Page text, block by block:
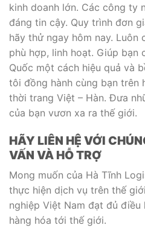
kinh doanh lớn. Các công ty
đáng tin cậy. Quy trình đơn
hãy thử ngay hôm nay. Luôn
phù hợp, linh hoạt. Giúp bạn
Quốc một cách hiệu quả và
tôi đồng hành cùng bạn trên
thời trang Việt – Hàn. Đưa
của bạn vươn xa ra thế giới.
HÃY LIÊN HỆ VỚI
VẤN VÀ HỖ TRỢ
Mong muốn của Hà Tĩnh
thực hiện dịch vụ trên thế
nghiệp Việt Nam đạt đủ
hàng hóa tới thế giới.